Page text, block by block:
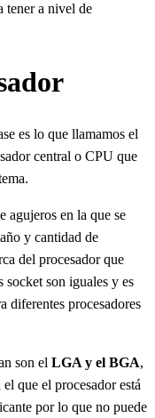
tener a nivel de
es lo que llamamos el
central o CPU que
agujeros en la que se
y cantidad de
del procesador que
socket son iguales y es
diferentes procesadores
son el LGA y el BGA,
que el procesador está
por lo que no puede